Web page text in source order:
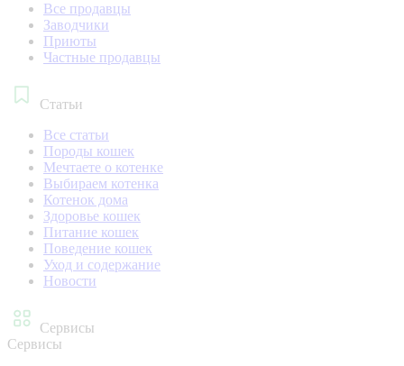
Все продавцы
Заводчики
Приюты
Частные продавцы
Статьи
Все статьи
Породы кошек
Мечтаете о котенке
Выбираем котенка
Котенок дома
Здоровье кошек
Питание кошек
Поведение кошек
Уход и содержание
Новости
Сервисы
Сервисы